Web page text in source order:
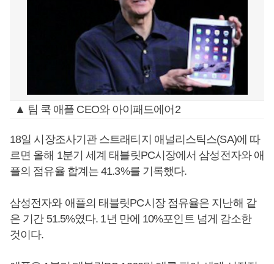
▲ 팀 쿡 애플 CEO와 아이패드에어2
18일 시장조사기관 스트래티지 애널리스틱스(SA)에 따
르면 올해 1분기 세계 태블릿PC시장에서 삼성전자와 애
플의 점유율 합계는 41.3%를 기록했다.
삼성전자와 애플의 태블릿PC시장 점유율은 지난해 같
은 기간 51.5%였다. 1년 만에 10%포인트 넘게 감소한
것이다.